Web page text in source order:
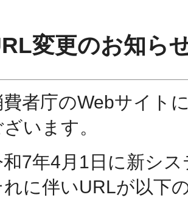
変更のお知ら
費者庁のWebサイト
ざいます。
和7年4月1日に新シ
れに伴いURLが以下